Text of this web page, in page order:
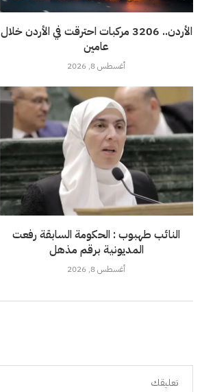
الأردن.. 3206 مركبات احترقت في الأردن خلال
عامين
أغسطس 8, 2026
النائب طهبوب : الحكومة السابقة رفعت
المديونية برقم مذهل
أغسطس 8, 2026